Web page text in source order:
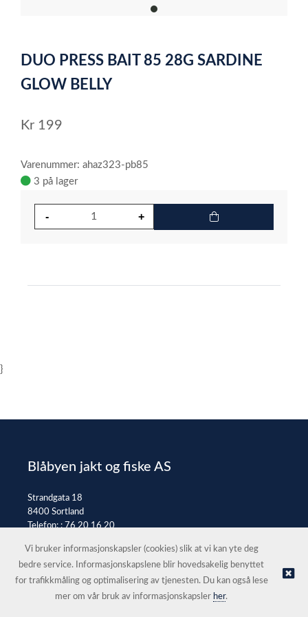
item
of
1
DUO PRESS BAIT 85 28G SARDINE
GLOW BELLY
Kr 199
Varenummer: ahaz323-pb85
3 på lager
}
Blåbyen jakt og fiske AS
Strandgata 18
8400 Sortland
Telefon: :76 20 16 20
© Blåbyen jakt og fiske AS |Nettbutikk levert av Kréatif
Vi bruker informasjonskapsler (cookies) slik at vi kan yte deg
bedre service. Informasjonskapslene blir hovedsakelig benyttet
for trafikkmåling og optimalisering av tjenesten. Du kan også lese
mer om vår bruk av informasjonskapsler her.